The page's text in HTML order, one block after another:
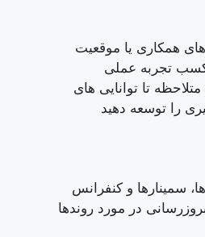
های همکاری یا موقعیت
تجربه عملی
تا توانایی های
را توسعه دهید
سمینارها و کنفرانس
در مورد روندها